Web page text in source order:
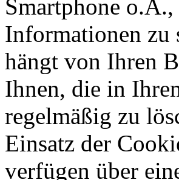
Smartphone
Informationen zu
hängt von Ihren
Ihnen, die in
regelmäßig zu
Einsatz der
verfügen über